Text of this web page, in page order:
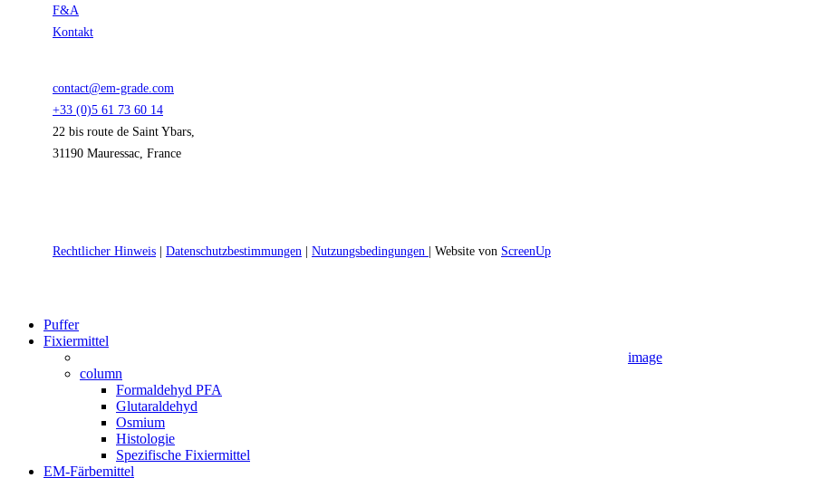
F&A
Kontakt
contact@em-grade.com
+33 (0)5 61 73 60 14
22 bis route de Saint Ybars,
31190 Mauressac, France
Rechtlicher Hinweis Datenschutzbestimmungen Nutzungsbedingungen | Website von ScreenUp
Close
Menu
Puffer
Fixiermittel
image
column
Formaldehyd PFA
Glutaraldehyd
Osmium
Histologie
Spezifische Fixiermittel
EM-Färbemittel